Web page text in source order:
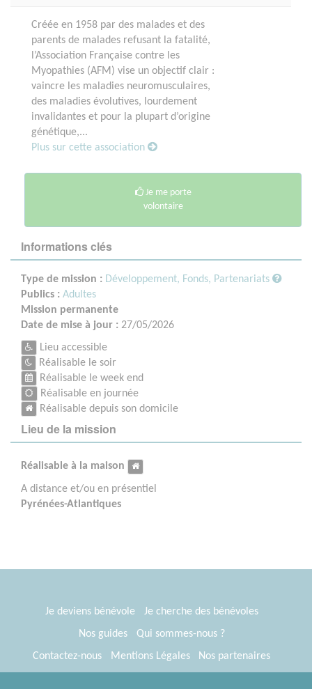
Créée en 1958 par des malades et des
parents de malades refusant la fatalité,
l’Association Française contre les
Myopathies (AFM) vise un objectif clair :
vaincre les maladies neuromusculaires,
des maladies évolutives, lourdement
invalidantes et pour la plupart d’origine
génétique,...
Plus sur cette association
Je me porte
volontaire
Informations clés
Type de mission : Développement, Fonds, Partenariats
Publics : Adultes
Mission permanente
Date de mise à jour : 27/05/2026
Lieu accessible
Réalisable le soir
Réalisable le week end
Réalisable en journée
Réalisable depuis son domicile
Lieu de la mission
Réalisable à la maison
A distance et/ou en présentiel
Pyrénées-Atlantiques
Je deviens bénévole
Je cherche des bénévoles
Nos guides
Qui sommes-nous ?
Contactez-nous
Mentions Légales
Nos partenaires